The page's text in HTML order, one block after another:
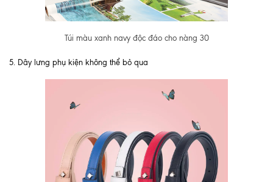
Túi màu xanh navy độc đáo cho nàng 30
5. Dây lưng phụ kiện không thể bỏ qua